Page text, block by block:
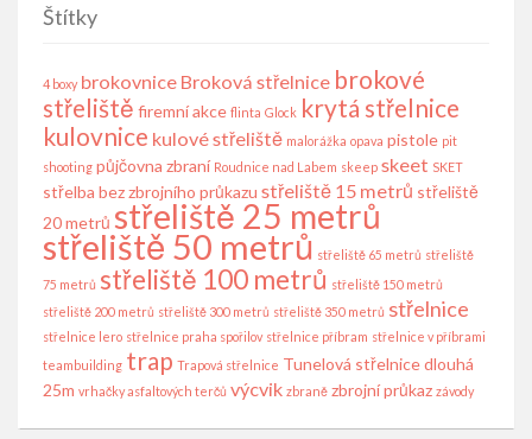
Štítky
4 boxy brokovnice Broková střelnice brokové
střeliště firemní akce flinta Glock krytá střelnice
kulovnice kulové střeliště malorážka opava pistole pit
shooting půjčovna zbraní Roudnice nad Labem skeep skeet SKET
střelba bez zbrojního průkazu střeliště 15 metrů střeliště
20 metrů střeliště 25 metrů
střeliště 50 metrů střeliště 65 metrů střeliště
75 metrů střeliště 100 metrů střeliště 150 metrů
střeliště 200 metrů střeliště 300 metrů střeliště 350 metrů střelnice
střelnice lero střelnice praha spořilov střelnice příbram střelnice v příbrami
teambuilding trap Trapová střelnice Tunelová střelnice dlouhá
25m vrhačky asfaltových terčů výcvik zbraně zbrojní průkaz závody